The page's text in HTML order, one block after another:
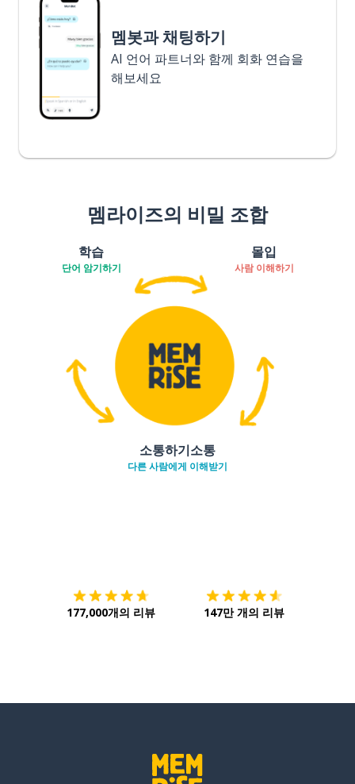
멤봇과 채팅하기
AI 언어 파트너와 함께 회화 연습을
해보세요
멤라이즈의 비밀 조합
학습
단어 암기하기
몰입
사람 이해하기
소통하기소통
다른 사람에게 이해받기
177,000개의 리뷰 147만 개의 리뷰